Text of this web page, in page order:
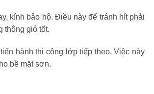
kính bảo hộ. Điều này để tránh hít phải
thông gió tốt.
hành thi công lớp tiếp theo. Việc này
bề mặt sơn.